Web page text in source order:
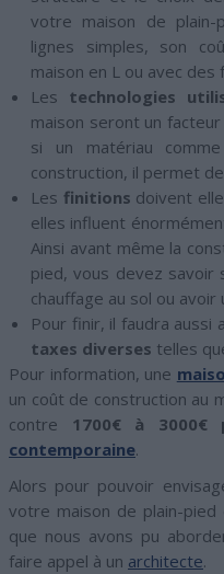
votre maison de plain-
lignes simples, son
maison en L ou avec
Les technologies
maison seront un
si un matériau
construction, il permet
Les finitions doivent
elles influent
Ainsi avant même la
pied, vous devez savoir
chauffage au sol ou avoir
Pour finir, il faudra aussi
taxes diverses telles
Pour information, une
un coût de construction au
contre 1700€ à 3000€
contemporaine.
Alors pour pouvoir
votre maison de plain-pied
que nous avons pu
faire appel à un architecte.